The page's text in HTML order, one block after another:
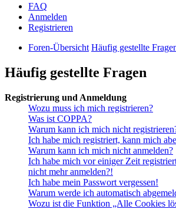
FAQ
Anmelden
Registrieren
Foren-Übersicht Häufig gestellte
Häufig gestellte Fragen
Registrierung und Anmeldung
Wozu muss ich mich registrieren?
Was ist COPPA?
Warum kann ich mich nicht
Ich habe mich registriert, kann mich
Warum kann ich mich nicht anmelden?
Ich habe mich vor einiger Zeit
nicht mehr anmelden?!
Ich habe mein Passwort vergessen!
Warum werde ich automatisch
Wozu ist die Funktion „Alle Cookies